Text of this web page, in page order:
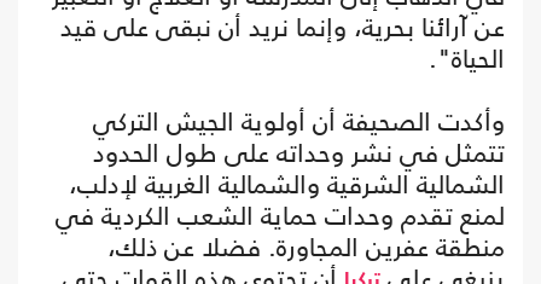
عن آرائنا بحرية، وإنما نريد أن نبقى على قيد
الحياة".
وأكدت الصحيفة أن أولوية الجيش التركي
تتمثل في نشر وحداته على طول الحدود
الشمالية الشرقية والشمالية الغربية لإدلب،
لمنع تقدم وحدات حماية الشعب الكردية في
منطقة عفرين المجاورة. فضلا عن ذلك،